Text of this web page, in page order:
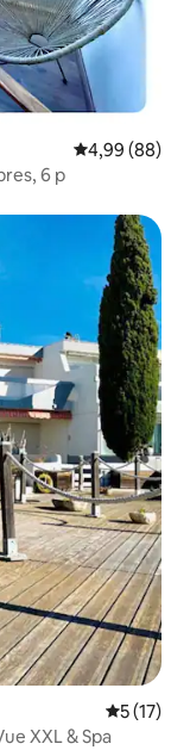
Évaluation
4,99 (88)
6 p
5 (17)
XXL & Spa